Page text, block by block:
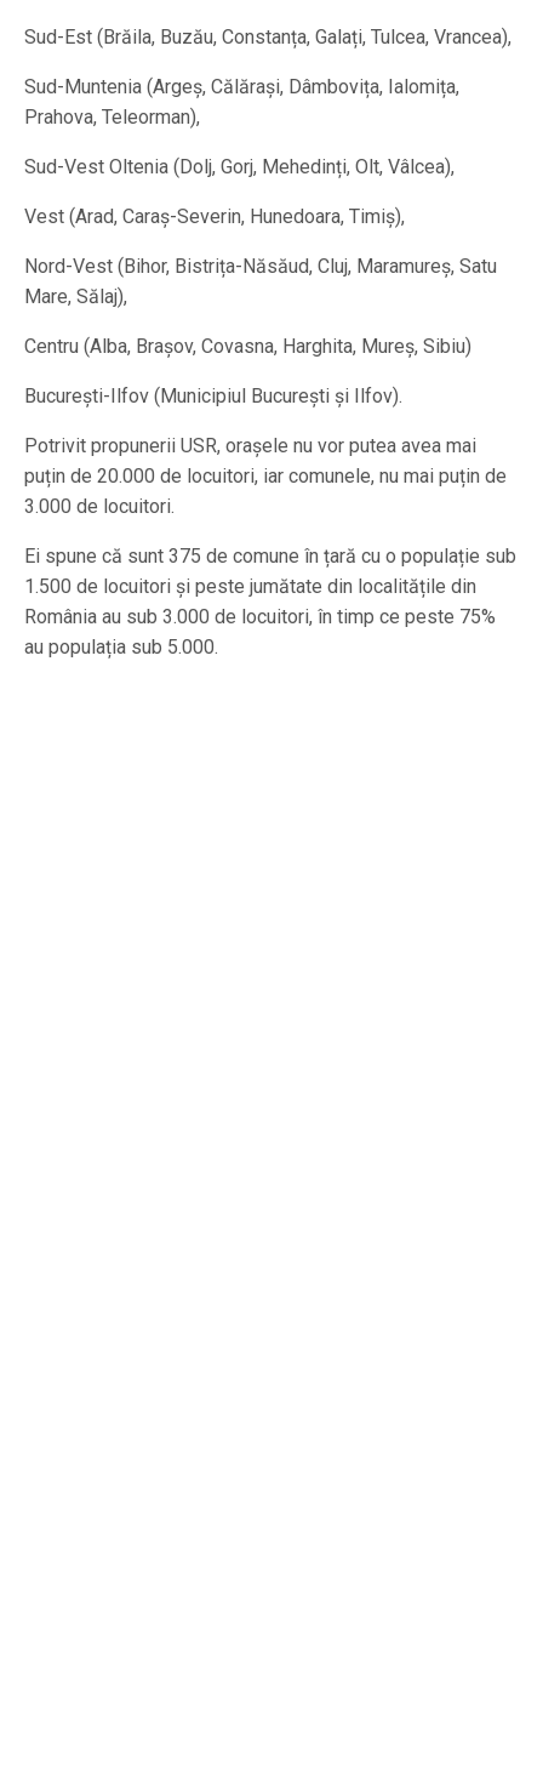
Sud-Est (Brăila, Buzău, Constanța, Galați, Tulcea, Vrancea),
Sud-Muntenia (Argeș, Călărași, Dâmbovița, Ialomița,
Prahova, Teleorman),
Sud-Vest Oltenia (Dolj, Gorj, Mehedinți, Olt, Vâlcea),
Vest (Arad, Caraș-Severin, Hunedoara, Timiș),
Nord-Vest (Bihor, Bistrița-Năsăud, Cluj, Maramureș, Satu
Mare, Sălaj),
Centru (Alba, Brașov, Covasna, Harghita, Mureș, Sibiu)
București-Ilfov (Municipiul București și Ilfov).
Potrivit propunerii USR, orașele nu vor putea avea mai
puțin de 20.000 de locuitori, iar comunele, nu mai puțin de
3.000 de locuitori.
Ei spune că sunt 375 de comune în țară cu o populație sub
1.500 de locuitori și peste jumătate din localitățile din
România au sub 3.000 de locuitori, în timp ce peste 75%
au populația sub 5.000.